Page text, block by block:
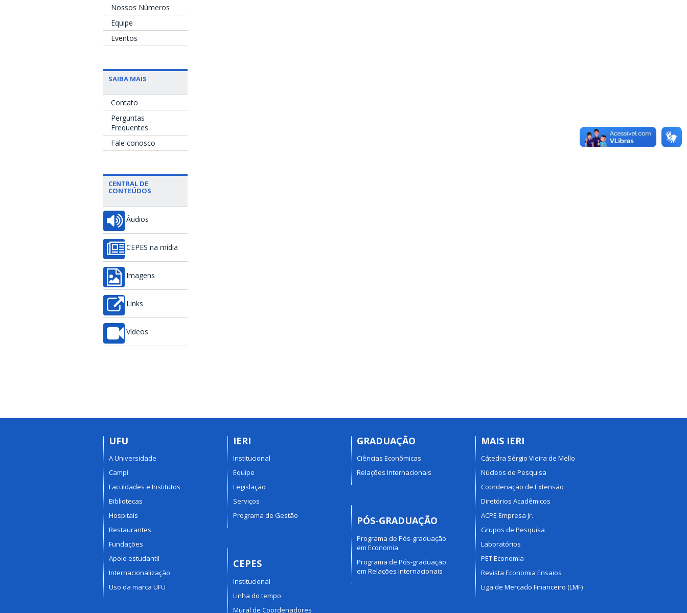
Nossos Números
Equipe
Eventos
SAIBA MAIS
Contato
Perguntas
Frequentes
Fale conosco
CENTRAL DE
CONTEÚDOS
Áudios
CEPES na mídia
Imagens
Links
Vídeos
UFU
A Universidade
Campi
Faculdades e Institutos
Bibliotecas
Hospitais
Restaurantes
Fundações
Apoio estudantil
Internacionalização
Uso da marca UFU
IERI
Institucional
Equipe
Legislação
Serviços
Programa de Gestão
CEPES
Institucional
Linha do tempo
Mural de Coordenadores
GRADUAÇÃO
Ciências Econômicas
Relações Internacionais
PÓS-GRADUAÇÃO
Programa de Pós-graduação
em Economia
Programa de Pós-graduação
em Relações Internacionais
MAIS IERI
Cátedra Sérgio Vieira de Mello
Núcleos de Pesquisa
Coordenação de Extensão
Diretórios Acadêmicos
ACPE Empresa Jr.
Grupos de Pesquisa
Laboratórios
PET Economia
Revista Economia Ensaios
Liga de Mercado Financeiro (LMF)